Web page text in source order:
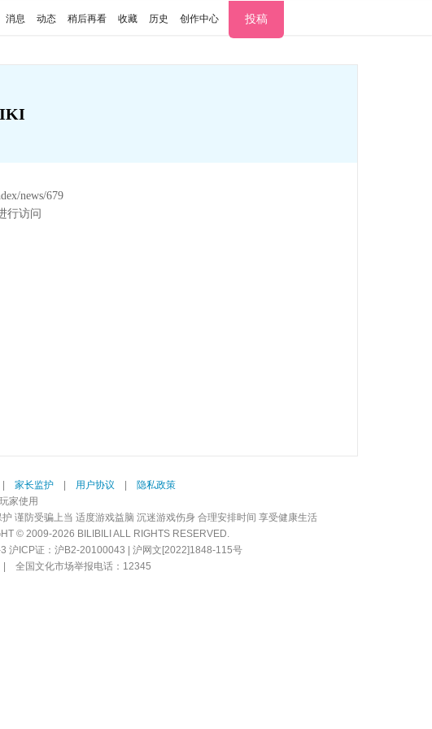
消息 动态 稍后再看 收藏 历史 创作中心 投稿
news/679
行访问
家长监护 用户协议
隐私政策
家使用
谨防受骗上当 适度游戏益脑 沉迷游戏伤身 合理安排时间 享受健康生活
© 2009-2026 BILIBILI ALL RIGHTS RESERVED.
沪ICP证：沪B2-20100043 | 沪网文[2022]1848-115号
全国文化市场举报电话：12345